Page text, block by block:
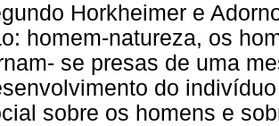
Horkheimer e
homem-natureza, os
se presas de uma
do
sobre os homens e